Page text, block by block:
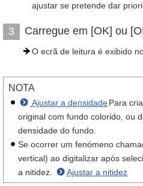
ajustar se pretende dar
3 Carregue em [OK] ou
O ecrã de leitura é exibido
NOTA
Ajustar a densidadePara
original com fundo colorido, ou
densidade do fundo.
Se ocorrer um fenómeno
vertical) ao digitalizar após
a nitidez.
Ajustar a nitidez